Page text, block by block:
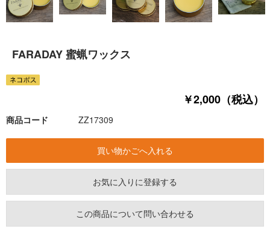
FARADAY 蜜蝋ワックス
￥2,000（税込）
商品コード ZZ17309
お気に入りに登録する
この商品について問い合わせる